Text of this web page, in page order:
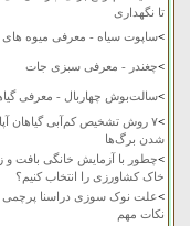
تا نگهداری
>ساپوت سیاه - معرفی میوه های
>چغندر - معرفی سبزی جات
>سالت‌بوش چهاربال - معرفی
>
۷ روش تشخیص کم‌آبی گیاهان
شدن برگ‌ها
>چطور با آزمایش خانگی بافت و
خاک کشاورزی را انتخاب کنیم؟
>علت نوک سوزی دراسنا پرچمی
نکات مهم